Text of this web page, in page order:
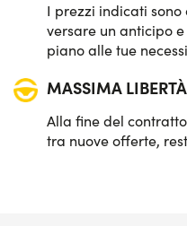
I prezzi indicati
versare un anticipo
piano alle tue
MASSIMA LIBERTÀ
Alla fine del
tra nuove offerte,